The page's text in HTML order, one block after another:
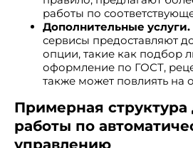
работы по
Дополнительные услуги.
сервисы предоставляют
опции, такие как подбор
оформление по ГОСТ,
также может повлиять на
Примерная
работы по
управлению